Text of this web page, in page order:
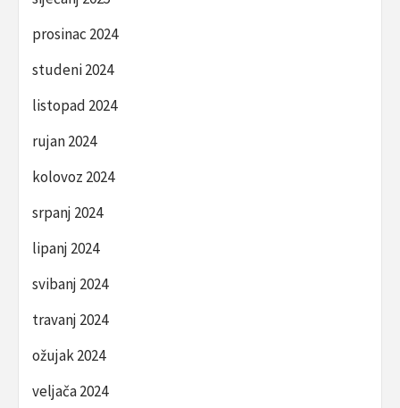
prosinac 2024
studeni 2024
listopad 2024
rujan 2024
kolovoz 2024
srpanj 2024
lipanj 2024
svibanj 2024
travanj 2024
ožujak 2024
veljača 2024